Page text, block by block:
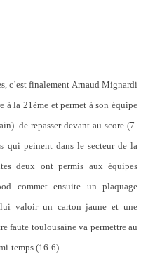
c’est finalement Arnaud Mignardi
à la 21ème et permet à son équipe
de repasser devant au score (7-
qui peinent dans le secteur de la
deux ont permis aux équipes
commet ensuite un plaquage
valoir un carton jaune et une
faute toulousaine va permettre au
temps (16-6).